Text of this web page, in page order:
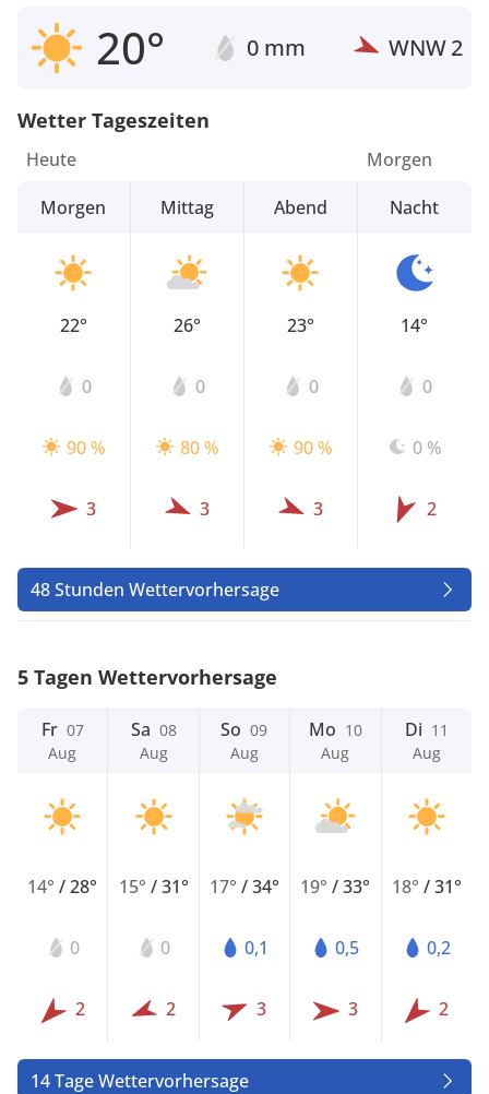
20° 0 mm WNW2
Wetter Tageszeiten
Heute
Morgen
22°
0
90 %
3
Mittag
26°
0
80 %
3
Abend
23°
0
90 %
3
Morgen
Nacht
14°
0
0 %
2
48 Stunden Wettervorhersage
5 Tagen Wettervorhersage
Fr 07
Aug
14°/28°
0
2
Sa 08
Aug
15° /31°
0
2
So 09
Aug
17° /34°
0,1
3
Mo 10
Aug
19°/33°
0,5
3
Di 11
Aug
18° /31°
0,2
2
14 Tage Wettervorhersage